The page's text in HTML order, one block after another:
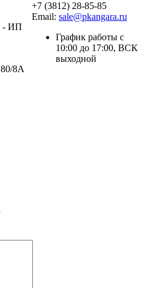
- ИП
8А
+7 (3812) 28-85-85
Email: sale@pkangara.ru
График работы с
10:00 до 17:00, ВСК
выходной